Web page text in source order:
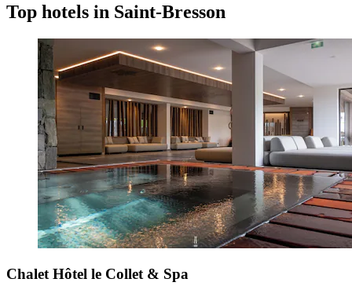
Top hotels in Saint-Bresson
Chalet Hôtel le Collet & Spa